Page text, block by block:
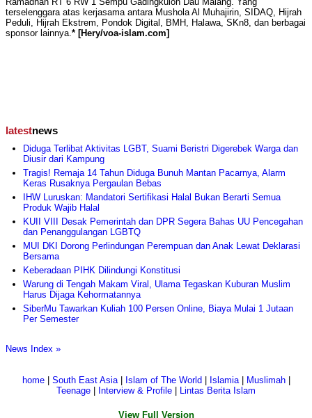
terselenggara atas kerjasama antara Mushola Al Muhajirin, SIDAQ, Hijrah
Peduli, Hijrah Ekstrem, Pondok Digital, BMH, Halawa, SKn8, dan berbagai
sponsor lainnya.* [Hery/voa-islam.com]
latestnews
Diduga Terlibat Aktivitas LGBT, Suami Beristri Digerebek Warga dan
Diusir dari Kampung
Tragis! Remaja 14 Tahun Diduga Bunuh Mantan Pacarnya, Alarm
Keras Rusaknya Pergaulan Bebas
IHW Luruskan: Mandatori Sertifikasi Halal Bukan Berarti Semua
Produk Wajib Halal
KUII VIII Desak Pemerintah dan DPR Segera Bahas UU Pencegahan
dan Penanggulangan LGBTQ
MUI DKI Dorong Perlindungan Perempuan dan Anak Lewat Deklarasi
Bersama
Keberadaan PIHK Dilindungi Konstitusi
Warung di Tengah Makam Viral, Ulama Tegaskan Kuburan Muslim
Harus Dijaga Kehormatannya
SiberMu Tawarkan Kuliah 100 Persen Online, Biaya Mulai 1 Jutaan
Per Semester
News Index »
home| South East Asia| Islam of The World Islamia| Muslimah|
Teenage
Interview & Profile Lintas Berita Islam
View Full Version